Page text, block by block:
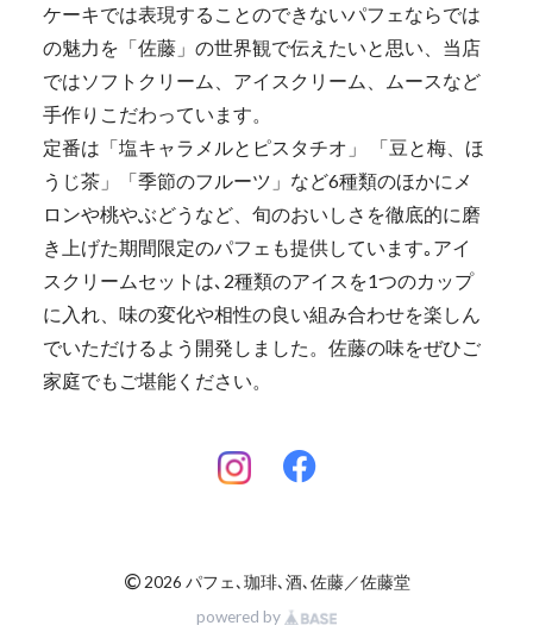
ケーキでは表現することのできないパフェならでは
の魅力を「佐藤」の世界観で伝えたいと思い、当店
ではソフトクリーム、アイスクリーム、ムースなど
手作りこだわっています。
定番は「塩キャラメルとピスタチオ」 「豆と梅、ほ
うじ茶」「季節のフルーツ」など6種類のほかにメ
ロンや桃やぶどうなど、旬のおいしさを徹底的に磨
き上げた期間限定のパフェも提供しています｡アイ
スクリームセットは､2種類のアイスを1つのカップ
に入れ、味の変化や相性の良い組み合わせを楽しん
でいただけるよう開発しました。佐藤の味をぜひご
家庭でもご堪能ください。
©2026 パフェ､珈琲､酒､佐藤／佐藤堂
powered by